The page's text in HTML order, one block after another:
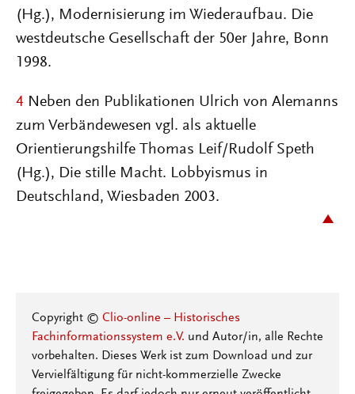
(Hg.), Modernisierung im Wiederaufbau. Die
westdeutsche Gesellschaft der 50er Jahre, Bonn
1998.
4 Neben den Publikationen Ulrich von Alemanns
zum Verbändewesen vgl. als aktuelle
Orientierungshilfe Thomas Leif/Rudolf Speth
(Hg.), Die stille Macht. Lobbyismus in
Deutschland, Wiesbaden 2003.
Copyright © Clio-online – Historisches
Fachinformationssystem e.V. und Autor/in, alle Rechte
vorbehalten. Dieses Werk ist zum Download und zur
Vervielfältigung für nicht-kommerzielle Zwecke